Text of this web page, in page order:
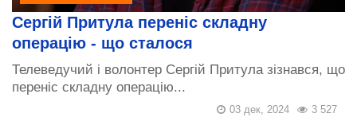
Сергій Притула переніс складну
операцію - що сталося
Телеведучий і волонтер Сергій Притула зізнався, що
переніс складну операцію...
3 527
03 дек, 2024